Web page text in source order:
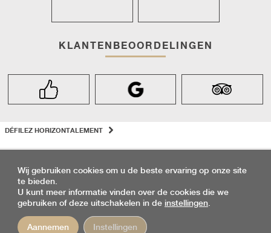
KLANTENBEOORDELINGEN
DÉFILEZ HORIZONTALEMENT
©2026 -
VERKOOPVOORWAARDEN-ANNULERINGSVERZEKERING
Wij gebruiken cookies om u de beste ervaring op onze site
te bieden.
U kunt meer informatie vinden over de cookies die we
gebruiken of deze uitschakelen in de instellingen
Aannemen Instellingen
Discutez avec nous